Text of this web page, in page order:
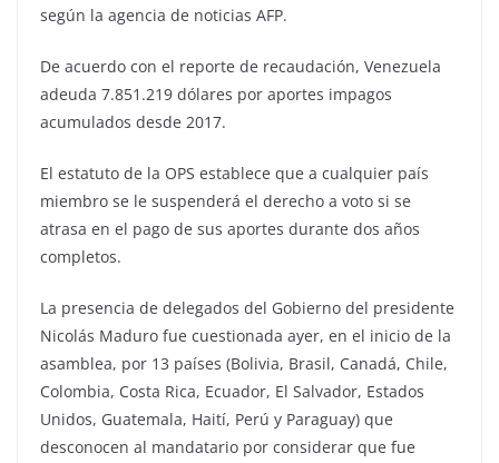
según la agencia de noticias AFP.
De acuerdo con el reporte de recaudación, Venezuela
adeuda 7.851.219 dólares por aportes impagos
acumulados desde 2017.
El estatuto de la OPS establece que a cualquier país
miembro se le suspenderá el derecho a voto si se
atrasa en el pago de sus aportes durante dos años
completos.
La presencia de delegados del Gobierno del presidente
Nicolás Maduro fue cuestionada ayer, en el inicio de la
asamblea, por 13 países (Bolivia, Brasil, Canadá, Chile,
Colombia, Costa Rica, Ecuador, El Salvador, Estados
Unidos, Guatemala, Haití, Perú y Paraguay) que
desconocen al mandatario por considerar que fue